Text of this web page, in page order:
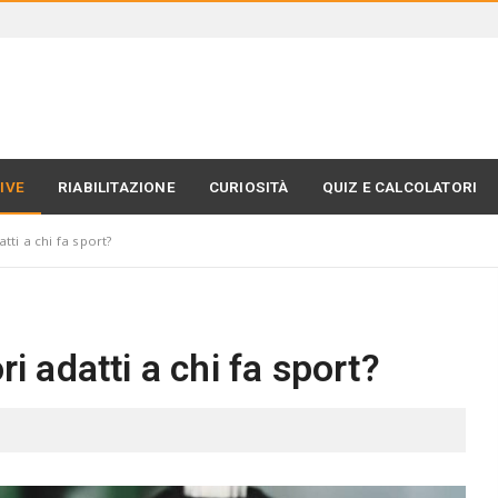
RIABILITAZIONE CURIOSITÀ QUIZ E CALCOLATORI
a chi fa sport?
adatti a chi fa sport?